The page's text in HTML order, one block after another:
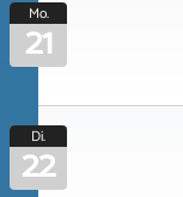
Mo.
21
Di.
22